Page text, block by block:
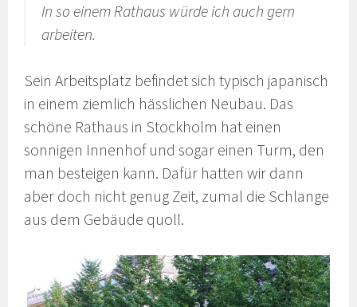
In so einem Rathaus würde ich auch gern
arbeiten.
Sein Arbeitsplatz befindet sich typisch japanisch
in einem ziemlich hässlichen Neubau. Das
schöne Rathaus in Stockholm hat einen
sonnigen Innenhof und sogar einen Turm, den
man besteigen kann. Dafür hatten wir dann
aber doch nicht genug Zeit, zumal die Schlange
aus dem Gebäude quoll.